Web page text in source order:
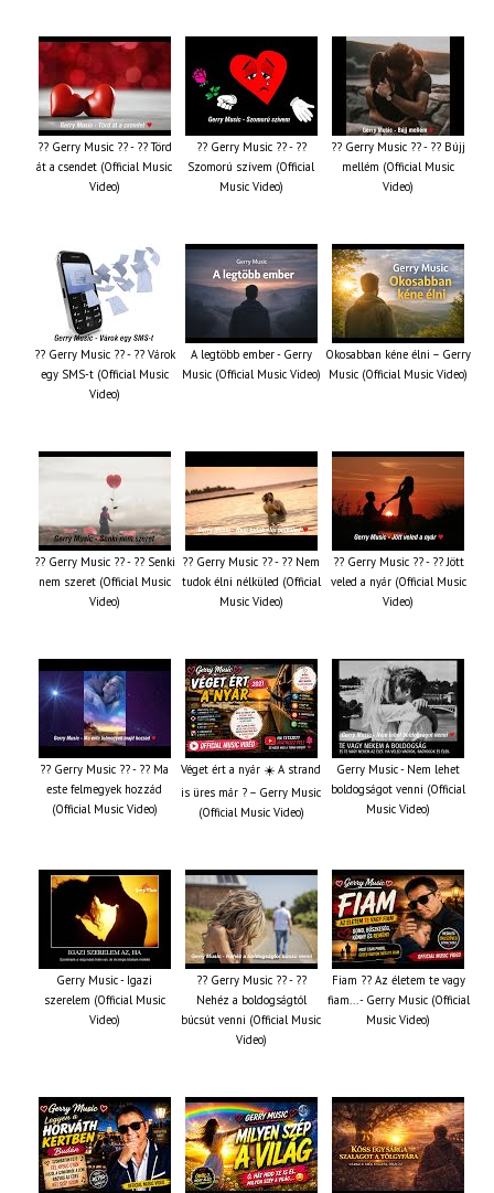
?? Gerry Music ?? - ?? Törd
át a csendet (Official Music
Video)
?? Gerry Music ?? - ??
Szomorú szívem (Official
Music Video)
?? Gerry Music ?? - ?? Bújj
mellém (Official Music
Video)
?? Gerry Music ?? - ?? Várok
egy SMS-t (Official Music
Video)
A legtöbb ember - Gerry
Music (Official Music Video)
Okosabban kéne élni – Gerry
Music (Official Music Video)
?? Gerry Music ?? - ?? Senki
nem szeret (Official Music
Video)
?? Gerry Music ?? - ?? Nem
tudok élni nélküled (Official
Music Video)
?? Gerry Music ?? - ?? Jött
veled a nyár (Official Music
Video)
?? Gerry Music ?? - ?? Ma
este felmegyek hozzád
(Official Music Video)
Véget ért a nyár ☀️ A strand
is üres már ? – Gerry Music
(Official Music Video)
Gerry Music - Nem lehet
boldogságot venni (Official
Music Video)
Gerry Music - Igazi
szerelem (Official Music
Video)
?? Gerry Music ?? - ??
Nehéz a boldogságtól
búcsút venni (Official Music
Video)
Fiam ?‍? Az életem te vagy
fiam... - Gerry Music (Official
Music Video)